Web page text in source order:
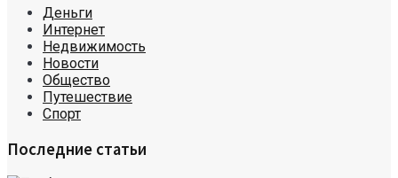
Деньги
Интернет
Недвижимость
Новости
Общество
Путешествие
Спорт
Последние статьи